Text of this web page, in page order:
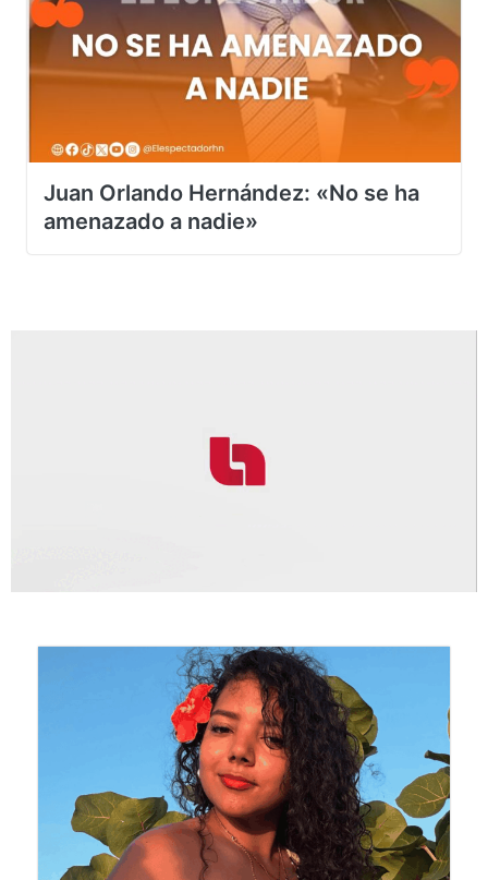
Juan Orlando Hernández: «No se ha